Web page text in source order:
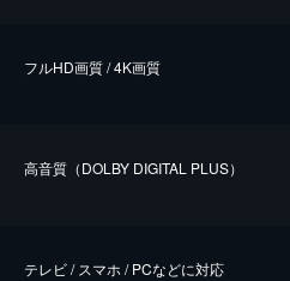
フルHD画質 / 4K画質
⾼⾳質（DOLBY DIGITAL PLUS）
テレビ / スマホ / PCなどに対応